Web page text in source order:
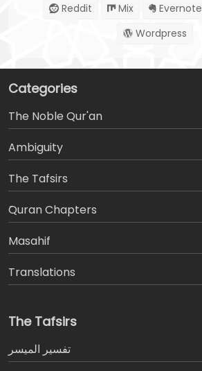
Reddit
Mix Evernote
Wordpress
Categories
The Noble Qur'an
Ambiguity
The Tafsirs
َQuran Chapters
Masahif
Translations
The Tafsirs
تفسير المیسر